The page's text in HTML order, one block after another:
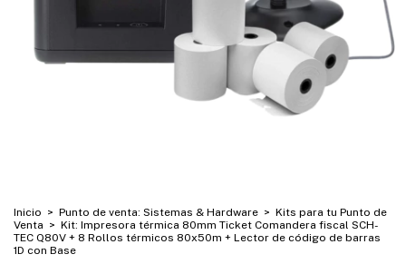
Inicio > Punto de venta: Sistemas & Hardware > Kits para tu Punto de
Venta > Kit: Impresora térmica 80mm Ticket Comandera fiscal SCH-
TEC Q80V + 8 Rollos térmicos 80x50m + Lector de código de barras
1D con Base